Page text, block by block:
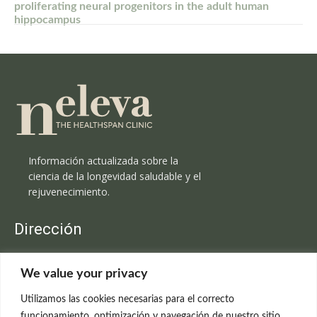
We value your privacy
Utilizamos las cookies necesarias para el correcto
proliferating neural progenitors in the adult human
hippocampus
Información actualizada sobre la
ciencia de la longevidad saludable y el
rejuvenecimiento.
Dirección
C/Claudio Coello, 19 - 1º
699 595 619